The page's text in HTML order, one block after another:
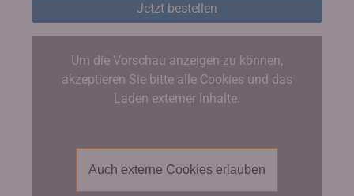
Jetzt bestellen
Um die Vorschau anzeigen zu können,
akzeptieren Sie bitte alle Cookies und das
Laden externer Inhalte.
Auch externe Cookies erlauben